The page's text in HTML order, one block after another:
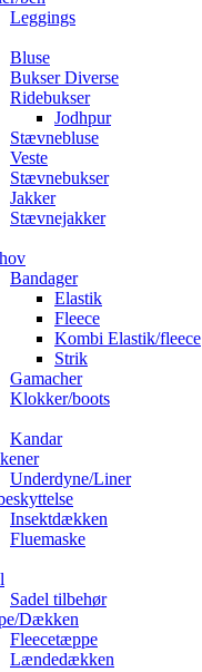
Leggings
Bluse
Bukser Diverse
Ridebukser
Jodhpur
Stævnebluse
Veste
Stævnebukser
Jakker
Stævnejakker
Bandager
Elastik
Fleece
Kombi Elastik/fleece
Strik
Gamacher
Klokker/boots
Kandar
Underdyne/Liner
Insektdækken
Fluemaske
Sadel tilbehør
Dækken
Fleecetæppe
Lændedækken